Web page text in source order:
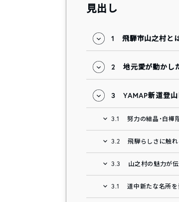
見出し
1 飛騨市山之村と
2 地元愛が動かし
3 YAMAP新道登
3.1 努力の結晶・白樺
3.2 飛騨らしさに触
3.3 山之村の魅力が
3.1 道中新たな名所を